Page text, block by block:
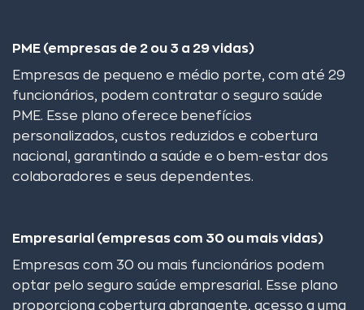
PME (empresas de 2 ou 3 a 29 vidas)
Empresas de pequeno e médio porte, com até 29
funcionários, podem contratar o seguro saúde
PME. Esse plano oferece benefícios
personalizados, custos reduzidos e cobertura
nacional, garantindo a saúde e o bem-estar dos
colaboradores e seus dependentes.
Empresarial (empresas com 30 ou mais vidas)
Empresas com 30 ou mais funcionários podem
optar pelo seguro saúde empresarial. Esse plano
proporciona cobertura abrangente, acesso a uma